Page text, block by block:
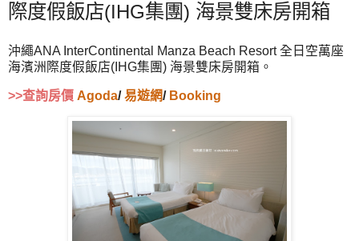
際度假飯店(IHG集團) 海景雙床房開箱
沖繩ANA InterContinental Manza Beach Resort 全日空萬座
海濱洲際度假飯店(IHG集團) 海景雙床房開箱。
>>查詢房價 Agoda/易遊網/ Booking